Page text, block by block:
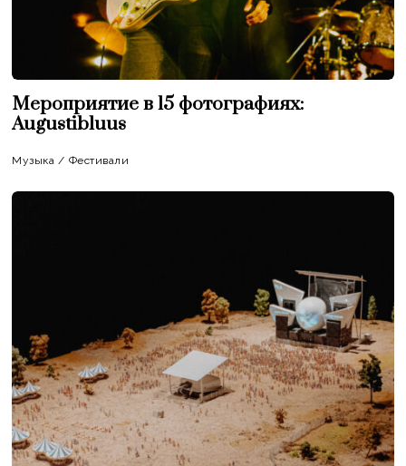
Мероприятие в 15 фотографиях:
Augustibluus
Музыка / Фестивали